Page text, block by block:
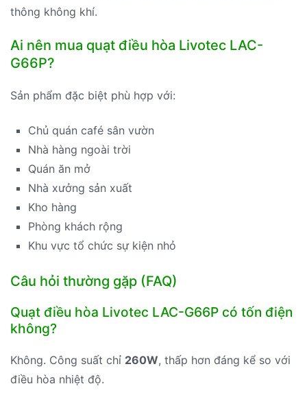
thông không khí.
Ai nên mua quạt điều hòa Livotec LAC-
G66P?
Sản phẩm đặc biệt phù hợp với:
Chủ quán café sân vườn
Nhà hàng ngoài trời
Quán ăn mở
Nhà xưởng sản xuất
Kho hàng
Phòng khách rộng
Khu vực tổ chức sự kiện nhỏ
Câu hỏi thường gặp (FAQ)
Quạt điều hòa Livotec LAC-G66P có tốn điện
không?
Không. Công suất chỉ 260W, thấp hơn đáng kể so với
điều hòa nhiệt độ.